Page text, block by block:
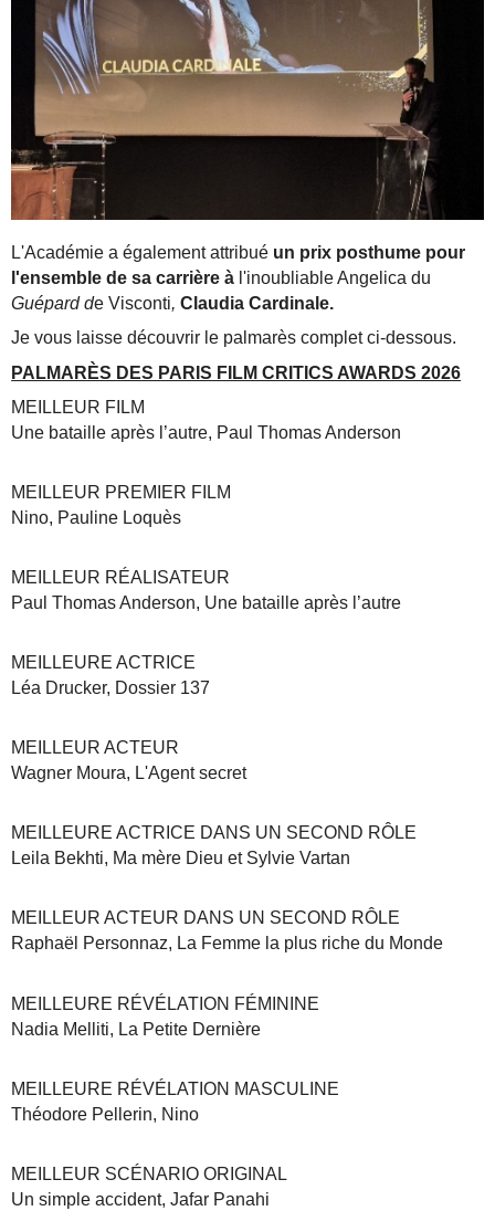
L'Académie a également attribué un prix posthume pour
l'ensemble de sa carrière à l'inoubliable Angelica du
Guépard de Visconti,Claudia Cardinale.
Je vous laisse découvrir le palmarès complet ci-dessous.
PALMARÈS DES PARIS FILM CRITICS AWARDS 2026
MEILLEUR FILM
Une bataille après l’autre, Paul Thomas Anderson
MEILLEUR PREMIER FILM
Nino, Pauline Loquès
MEILLEUR RÉALISATEUR
Paul Thomas Anderson, Une bataille après l’autre
MEILLEURE ACTRICE
Léa Drucker, Dossier 137
MEILLEUR ACTEUR
Wagner Moura, L'Agent secret
MEILLEURE ACTRICE DANS UN SECOND RÔLE
Leila Bekhti, Ma mère Dieu et Sylvie Vartan
MEILLEUR ACTEUR DANS UN SECOND RÔLE
Raphaël Personnaz, La Femme la plus riche du Monde
MEILLEURE RÉVÉLATION FÉMININE
Nadia Melliti, La Petite Dernière
MEILLEURE RÉVÉLATION MASCULINE
Théodore Pellerin, Nino
MEILLEUR SCÉNARIO ORIGINAL
Un simple accident, Jafar Panahi